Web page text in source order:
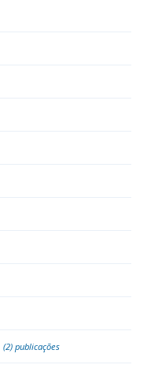
(2) publicações